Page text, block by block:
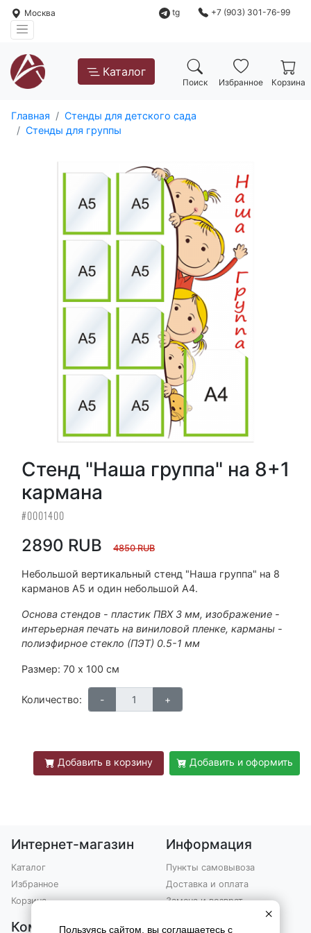
Москва tg +7 (903) 301-76-99
Каталог
Поиск Избранное Корзина
Главная
Стенды для детского сада
Стенды для группы
Стенд "Наша группа" на 8+1
кармана
#0001400
2890 RUB 4850 RUB
Небольшой вертикальный стенд "Наша группа" на 8
карманов А5 и один небольшой А4.
Основа стендов - пластик ПВХ 3 мм, изображение -
интерьерная печать на виниловой пленке, карманы -
полиэфирное стекло (ПЭТ) 0.5-1 мм
Размер: 70 х 100 см
Количество:
Добавить в корзину Добавить и оформить
Интернет-магазин
Каталог
Избранное
Корзина
Информация
Пункты самовывоза
Доставка и оплата
Замена и возврат
Компания Контакты
×
Пользуясь сайтом, вы соглашаетесь с